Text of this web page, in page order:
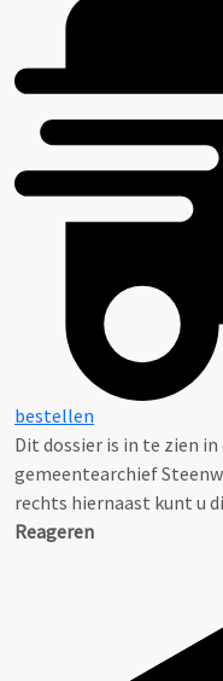
bestellen
Dit dossier is in te zien
gemeentearchief
rechts hiernaast kunt u
Reageren